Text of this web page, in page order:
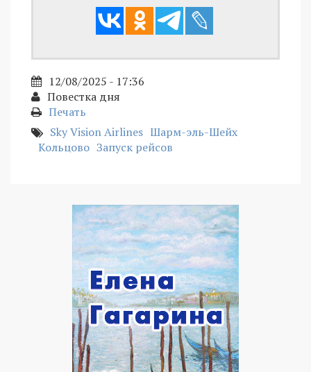
12/08/2025 - 17:36
Повестка дня
Печать
Sky Vision Airlines Шарм-эль-Шейх
Кольцово Запуск рейсов